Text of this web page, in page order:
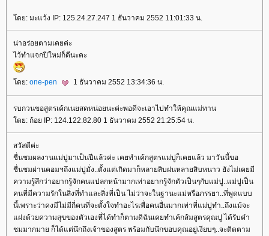
ดย: มะแว้ง IP: 125.24.27.247 1 ธันวาคม 2552 11:01:33 น.
น่าอร่อยตามเคยค่ะ
ไว้ทำแจกปีใหม่ก็ดีนะคะ
ดย: one-pen 1 ธันวาคม 2552 13:34:36 น.
รบกวนขอสูตรเค้กเนยสดหน่อยนะค่ะพอดีจะเอาไปทำให้คุณแม่ทาน
ดย: ก้อย IP: 124.122.82.80 1 ธันวาคม 2552 21:25:54 น.
สวัสดีค่ะ
ชื่นชมผลงานแม่ปูมาเป็นปีแล้วค่ะ เคยทำเค้กสูตรแม่ปูก็เคยแล้ว มาวันนี้ขอ
ชื่นชมผ่านคอมฯถึงแม่ปูมั่ง..ตั้งแต่เกิดมาก็หลายสิบฝนหลายสิบหนาว ยังไม่เคยมี
ความรู้สึกว่าอยากรู้จักคนแปลกหน้ามากเท่าอยากรู้จักตัวเป็นๆกับแม่ปู..แม่ปูเป็น
คนที่มีความรักในสิ่งที่ทำและสิ่งที่เป็น ไม่ว่าจะในฐานะแม่หรือภรรยา..ที่พูดแบบ
นี้เพราะว่าคงมีไม่มีกี่คนที่จะตั้งใจทำอะไรเพื่อคนอื่นมากเท่าที่แม่ปูทำ..ถึงแม้จะ
ฝงด้วยความสุขของตัวเองที่ได้ทำก็ตามดิฉันเคยทำเค้กส้มสูตรคุณปู ได้รับคำ
ชมมากมาย ก็ได้แต่นึกถึงเจ้าของสูตร พร้อมกับนึกขอบคุณอยู่เงียบๆ..จะติดตาม